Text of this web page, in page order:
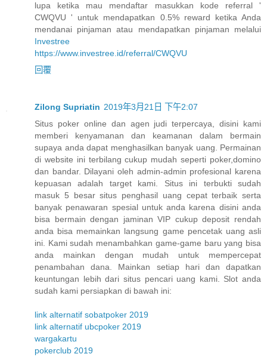
lupa ketika mau mendaftar masukkan kode referral '
CWQVU ' untuk mendapatkan 0.5% reward ketika Anda
mendanai pinjaman atau mendapatkan pinjaman melalui
Investree
https://www.investree.id/referral/CWQVU
回覆
Zilong Supriatin 2019年3月21日 下午2:07
Situs poker online dan agen judi terpercaya, disini kami
memberi kenyamanan dan keamanan dalam bermain
supaya anda dapat menghasilkan banyak uang. Permainan
di website ini terbilang cukup mudah seperti poker,domino
dan bandar. Dilayani oleh admin-admin profesional karena
kepuasan adalah target kami. Situs ini terbukti sudah
masuk 5 besar situs penghasil uang cepat terbaik serta
banyak penawaran spesial untuk anda karena disini anda
bisa bermain dengan jaminan VIP cukup deposit rendah
anda bisa memainkan langsung game pencetak uang asli
ini. Kami sudah menambahkan game-game baru yang bisa
anda mainkan dengan mudah untuk mempercepat
penambahan dana. Mainkan setiap hari dan dapatkan
keuntungan lebih dari situs pencari uang kami. Slot anda
sudah kami persiapkan di bawah ini:
link alternatif sobatpoker 2019
link alternatif ubcpoker 2019
wargakartu
pokerclub 2019